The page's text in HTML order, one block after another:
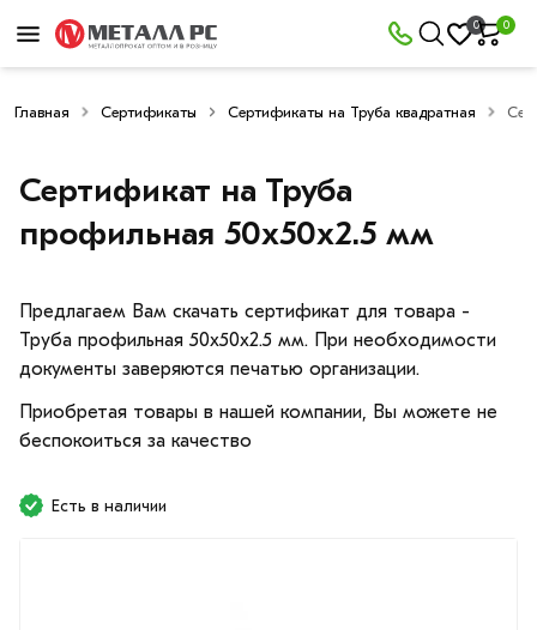
0 0
Главная Сертификаты Сертификаты на Труба квадратная
Сертификат на Труба
профильная 50х50х2.5 мм
Предлагаем Вам скачать сертификат для товара -
Труба профильная 50х50х2.5 мм. При необходимости
документы заверяются печатью организации.
Приобретая товары в нашей компании, Вы можете не
беспокоиться за качество
Есть в наличии